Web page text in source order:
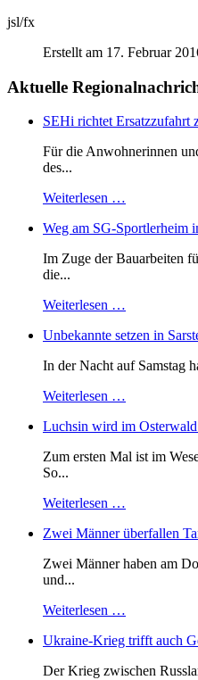
jsl/fx
Erstellt am 17. Februar
Aktuelle
SEHi richtet Ersatzzufahrt
Für die Anwohnerinnen
des...
Weiterlesen …
Weg am SG-Sportlerheim
Im Zuge der Bauarbeiten
die...
Weiterlesen …
Unbekannte setzen in
In der Nacht auf Samstag
Weiterlesen …
Luchsin wird im
Zum ersten Mal ist im
So...
Weiterlesen …
Zwei Männer überfallen
Zwei Männer haben am
und...
Weiterlesen …
Ukraine-Krieg trifft auch
Der Krieg zwischen